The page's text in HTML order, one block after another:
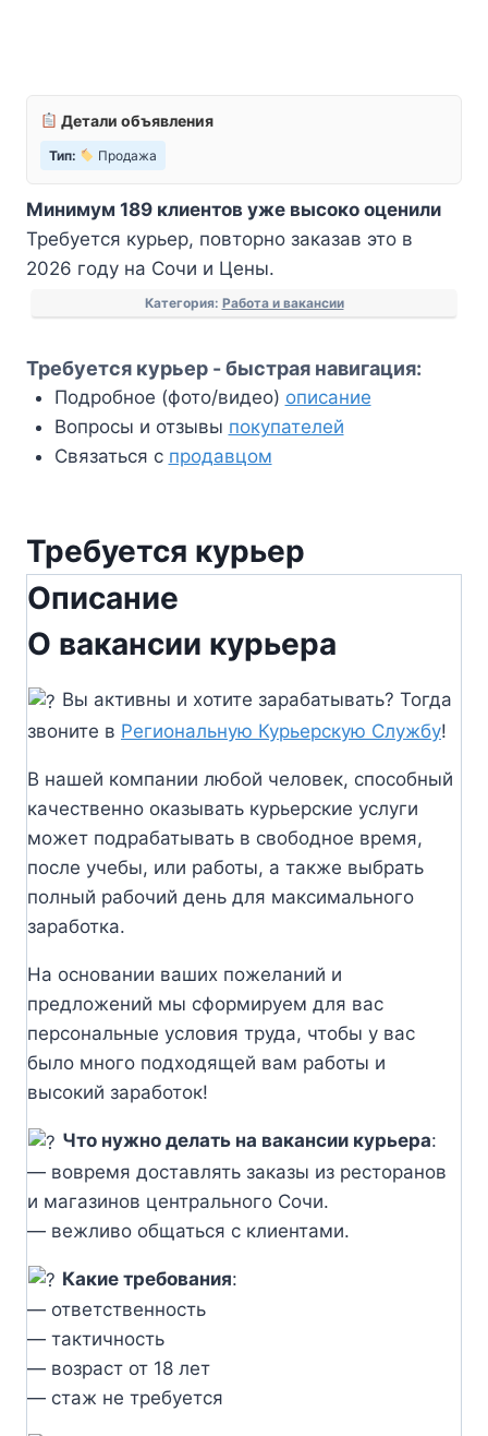
Детали объявления
Тип: Продажа
Минимум 189 клиентов уже высоко оценили
Требуется курьер, повторно заказав это в
2026 году на Сочи и Цены.
Категория: Работа и вакансии
Требуется курьер - быстрая навигация:
Подробное (фото/видео) описание
Вопросы и отзывы покупателей
Связаться с продавцом
Требуется курьер
Описание
О вакансии курьера
Вы активны и хотите зарабатывать? Тогда
звоните в Региональную Курьерскую Службу!
В нашей компании любой человек, способный
качественно оказывать курьерские услуги
может подрабатывать в свободное время,
после учебы, или работы, а также выбрать
полный рабочий день для максимального
заработка.
На основании ваших пожеланий и
предложений мы сформируем для вас
персональные условия труда, чтобы у вас
было много подходящей вам работы и
высокий заработок!
Что нужно делать на вакансии курьера:
— вовремя доставлять заказы из ресторанов
и магазинов центрального Сочи.
— вежливо общаться с клиентами.
Какие требования:
— ответственность
— тактичность
— возраст от 18 лет
— стаж не требуется